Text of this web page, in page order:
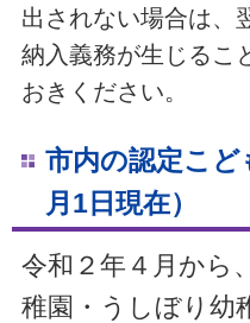
出されない場合は、
納入義務が生じるこ
おきください。
市内の認定こど
月1日現在）
令和２年４月から
稚園・うしぼり幼